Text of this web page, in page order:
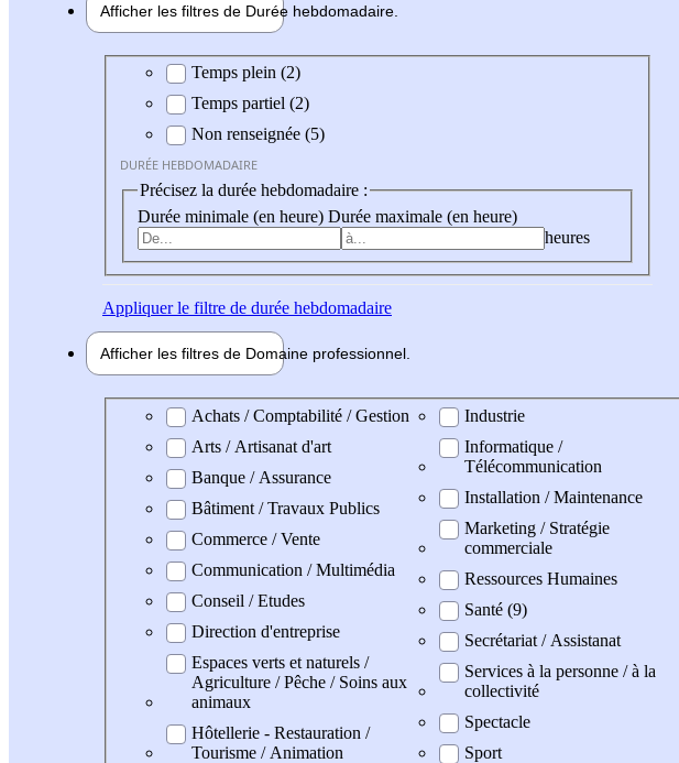
Afficher les filtres de Durée hebdomadaire
Durée hebdomadaire
Temps plein (2)
Temps partiel (2)
Non renseignée (5)
DURÉE HEBDOMADAIRE
Précisez la durée hebdomadaire :
Durée minimale (en heure) Durée maximale (en heure)
heures
Appliquerle filtre de durée hebdomadaire
Afficher les filtres de Domaine professionnel
Domaine professionel
Achats / Comptabilité / Gestion
Arts / Artisanat d'art
Banque / Assurance
Bâtiment / Travaux Publics
Commerce / Vente
Communication / Multimédia
Conseil / Etudes
Direction d'entreprise
Espaces verts et naturels /
Agriculture / Pêche / Soins aux
animaux
Hôtellerie - Restauration /
Tourisme / Animation
Industrie
Informatique /
Télécommunication
Installation / Maintenance
Marketing / Stratégie
commerciale
Ressources Humaines
Santé (9)
Secrétariat / Assistanat
Services à la personne / à la
collectivité
Spectacle
Sport